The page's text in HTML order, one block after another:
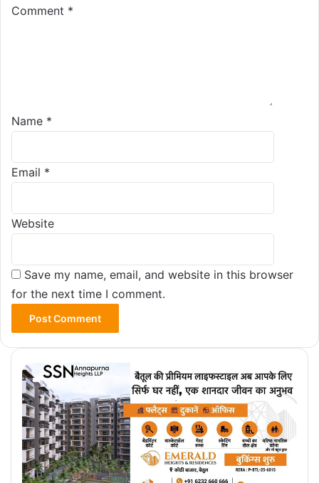
Comment *
Name *
Email *
Website
Save my name, email, and website in this browser
for the next time I comment.